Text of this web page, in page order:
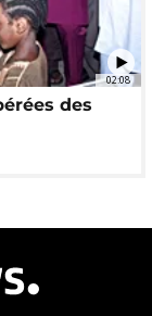
02:08
des